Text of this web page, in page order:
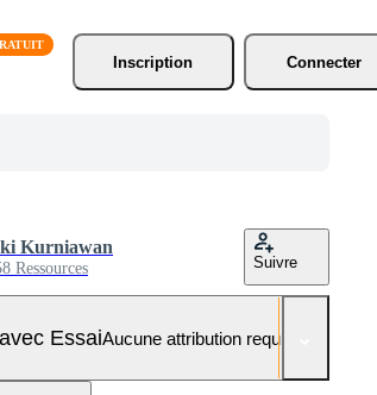
Inscription
Connecter
Kurniawan
Ressources Suivre
EssaiAucune attribution requise